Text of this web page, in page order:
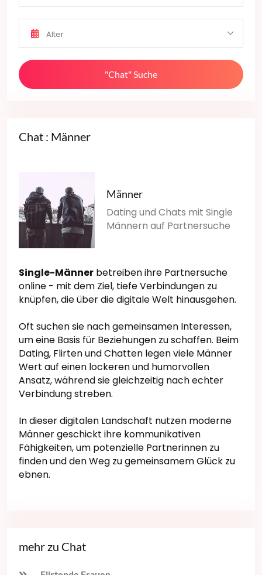
Alter
"Chat" Suche
Chat : Männer
Männer
Dating und Chats mit Single
Männern auf Partnersuche
Single-Männer betreiben ihre Partnersuche
online - mit dem Ziel, tiefe Verbindungen zu
knüpfen, die über die digitale Welt hinausgehen.
Oft suchen sie nach gemeinsamen Interessen,
um eine Basis für Beziehungen zu schaffen. Beim
Dating, Flirten und Chatten legen viele Männer
Wert auf einen lockeren und humorvollen
Ansatz, während sie gleichzeitig nach echter
Verbindung streben.
In dieser digitalen Landschaft nutzen moderne
Männer geschickt ihre kommunikativen
Fähigkeiten, um potenzielle Partnerinnen zu
finden und den Weg zu gemeinsamem Glück zu
ebnen.
mehr zu Chat